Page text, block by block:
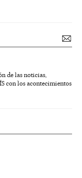
de las noticias,
con los acontecimientos